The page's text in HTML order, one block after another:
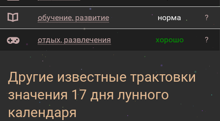
обучение, развитие норма ?
отдых, развлечения хорошо ?
Другие известные трактовки
значения 17 дня лунного
календаря